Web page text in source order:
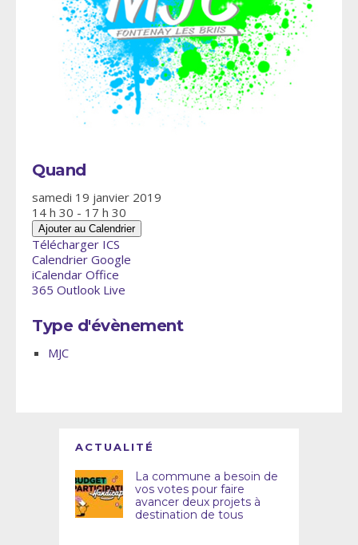
Quand
samedi 19 janvier 2019
14 h 30 - 17 h 30
Ajouter au Calendrier
Télécharger ICS
Calendrier Google
iCalendar Office
365 Outlook Live
Type d'évènement
MJC
ACTUALITÉ
La commune a besoin de
vos votes pour faire
avancer deux projets à
destination de tous